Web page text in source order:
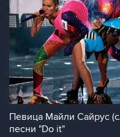
Певица Майли Сайрус
песни "Do it"